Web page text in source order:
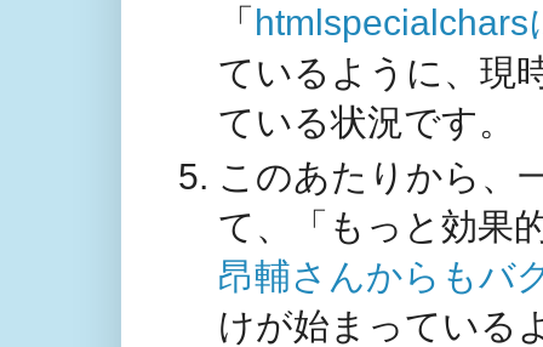
「
ているように、現
ている状況です。
このあたりから、
て、「もっと効果
昂輔さんからもバ
けが始まっている